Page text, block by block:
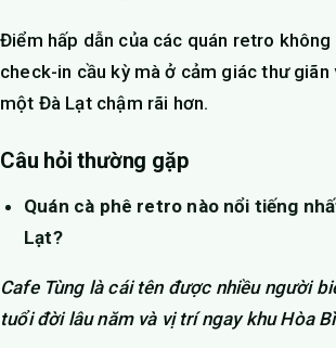
Điểm hấp dẫn của các quán retro
check-in cầu kỳ mà ở cảm giác thư giãn
một Đà Lạt chậm rãi hơn.
Câu hỏi thường gặp
Quán cà phê retro nào nổi tiếng
Lạt?
Cafe Tùng là cái tên được nhiều người
tuổi đời lâu năm và vị trí ngay khu Hòa